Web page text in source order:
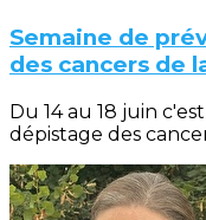
Semaine de
des cancers de
Du 14 au 18 juin
dépistage des